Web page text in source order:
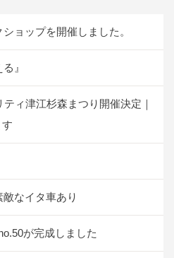
ョップを開催しました。
』
ィ津江杉森まつり開催決定｜
なイタ車あり
が完成しました